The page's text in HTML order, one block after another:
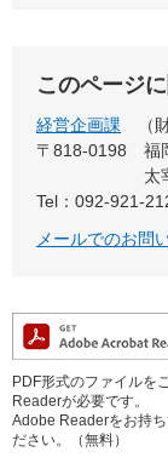
このページ
経営企画課
〒818-0198
福
太
Tel：092-921-
メールでのお問
PDF形式のファイルを
Readerが必要です。
Adobe Readerをお持
ださい。（無料）